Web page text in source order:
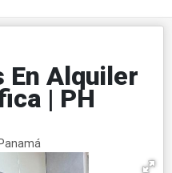
En Alquiler
| PH